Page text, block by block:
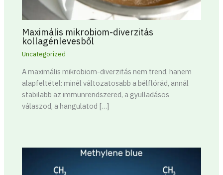
Maximális mikrobiom-diverzitás
kollagénlevesből
Uncategorized
A maximális mikrobiom-diverzitás nem trend, hanem
alapfeltétel: minél változatosabb a bélflórád, annál
stabilabb az immunrendszered, a gyulladásos
válaszod, a hangulatod […]